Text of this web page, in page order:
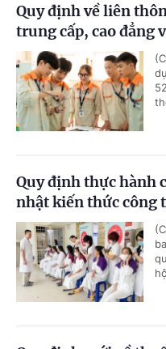
Quy định về liên
trung cấp, cao đẳng
Quy định thực hành
nhật kiến thức công